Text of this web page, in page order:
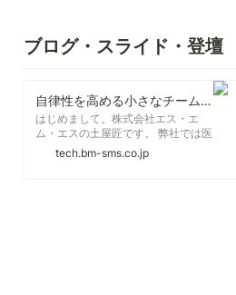
ブログ・スライド・登壇
自律性を高める小さなチームの開発スタイル #sms_tech - エス・エム・エス エンジニア テックブログ
はじめまして。株式会社エス・エ
ム・エスの土屋匠です。 弊社では医
療・介護・ヘルスケア・シニアライ
フの４つの領域で高齢社会の情報イ
tech.bm-sms.co.jp